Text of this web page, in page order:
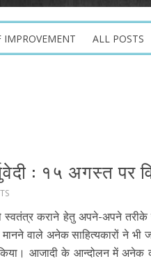
IMPROVEMENT ALL POSTS
: १५ अगस्त पर
कराने हेतु अपने-अपने तरीके
मानने वाले अनेक साहित्यकारों ने
आजादी के आन्दोलन में अनेक